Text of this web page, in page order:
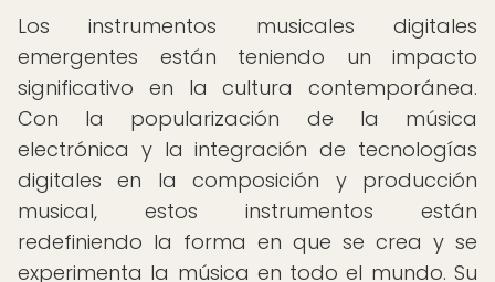
Los instrumentos musicales digitales
emergentes están teniendo un impacto
significativo en la cultura contemporánea.
Con la popularización de la música
electrónica y la integración de tecnologías
digitales en la composición y producción
musical, estos instrumentos están
redefiniendo la forma en que se crea y se
experimenta la música en todo el mundo. Su